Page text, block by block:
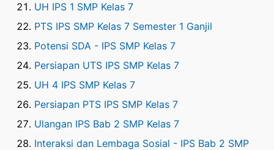
UH IPS 1 SMP Kelas 7
PTS IPS SMP Kelas 7 Semester 1 Ganjil
Potensi SDA - IPS SMP Kelas 7
Persiapan UTS IPS SMP Kelas 7
UH 4 IPS SMP Kelas 7
Persiapan PTS IPS SMP Kelas 7
Ulangan IPS Bab 2 SMP Kelas 7
Interaksi dan Lembaga Sosial - IPS Bab 2 SMP